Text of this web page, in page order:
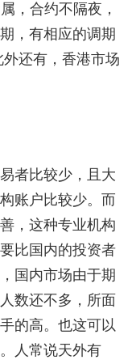
，合约不隔夜，
，有相应的调期
还有，香港市场
者比较少，且大
账户比较少。而
，这种专业机构
比国内的投资者
国内市场由于期
数还不多，所面
的高。也这可以
人常说天外有